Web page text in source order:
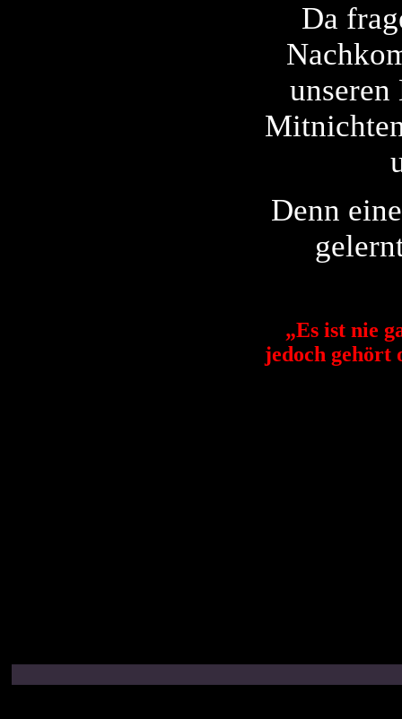
Da
unseren
Denn
„Es ist nie
jedoch gehört